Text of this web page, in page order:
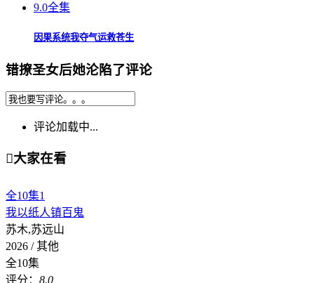
9.0全集
因果系统我夺气运救苍生
错撩圣女后她沦陷了评论
评论加载中...
大家在看
全10集1
我以纸人镇百鬼
苏木,苏远山
2026 / 其他
全10集
评分： 8.0